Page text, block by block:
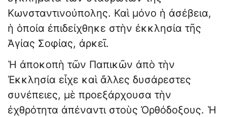
Κωνσταντινούπολης. Καὶ μόνο ἡ ἀσέβεια,
ἡ ὁποία ἐπιδείχθηκε στὴν ἐκκλησία τῆς
Ἁγίας Σοφίας, ἀρκεῖ.
Ἡ ἀποκοπὴ τῶν Παπικῶν ἀπὸ τὴν
Ἐκκλησία εἶχε καὶ ἄλλες δυσ­άρεστες
συνέπειες, μὲ προεξάρχουσα τὴν
ἐχθρότητα ἀπέναντι στοὺς Ὀρθόδοξους. Ἡ